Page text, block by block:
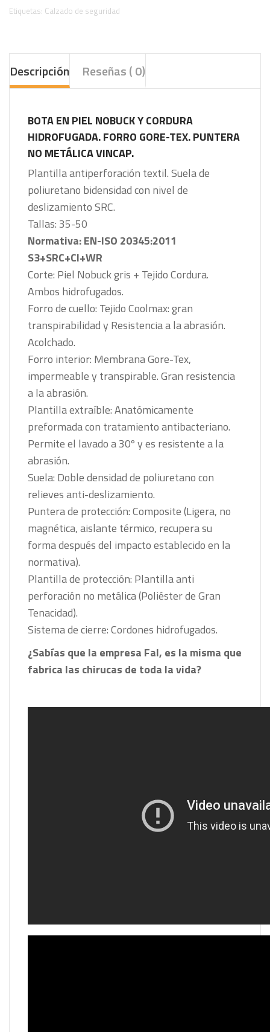
Etiquetas: Calzado de seguridad
Descripción Reseñas ( 0)
BOTA EN PIEL NOBUCK Y CORDURA
HIDROFUGADA. FORRO GORE-TEX. PUNTERA
NO METÁLICA VINCAP.
Plantilla antiperforación textil. Suela de
poliuretano bidensidad con nivel de
deslizamiento SRC.
Tallas: 35-50
Normativa: EN-ISO 20345:2011
S3+SRC+CI+WR
Corte: Piel Nobuck gris + Tejido Cordura.
Ambos hidrofugados.
Forro de cuello: Tejido Coolmax: gran
transpirabilidad y Resistencia a la abrasión.
Acolchado.
Forro interior: Membrana Gore-Tex,
impermeable y transpirable. Gran resistencia
a la abrasión.
Plantilla extraíble: Anatómicamente
preformada con tratamiento antibacteriano.
Permite el lavado a 30º y es resistente a la
abrasión.
Suela: Doble densidad de poliuretano con
relieves anti-deslizamiento.
Puntera de protección: Composite (Ligera, no
magnética, aislante térmico, recupera su
forma después del impacto establecido en la
normativa).
Plantilla de protección: Plantilla anti
perforación no metálica (Poliéster de Gran
Tenacidad).
Sistema de cierre: Cordones hidrofugados.
¿Sabías que la empresa Fal, es la misma que
fabrica las chirucas de toda la vida?